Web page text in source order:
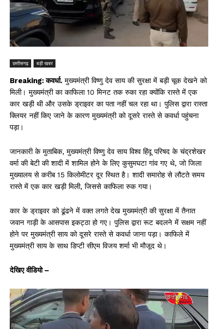
छत्तीसगढ़ बड़ी खबर
Breaking: कवर्धा. मुख्यमंत्री विष्णु देव साय की सुरक्षा में बड़ी चूक देखने को
मिली। मुख्यमंत्री का काफिला 10 मिनट तक रुका रहा क्योंकि रास्ते में एक
कार खड़ी थी और उसके ड्राइवर का पता नहीं चल रहा था। पुलिस द्वारा रास्ता
क्लियर नहीं किए जाने के कारण मुख्यमंत्री को दूसरे रास्ते से कवर्धा पहुंचना
पड़ा।
जानकारी के मुताबिक, मुख्यमंत्री विष्णु देव साय विश्व हिंदू परिषद के चंद्रशेखर
वर्मा की बेटी की शादी में शामिल होने के लिए कुसुमघटा गांव गए थे, जो जिला
मुख्यालय से करीब 15 किलोमीटर दूर स्थित है। शादी समारोह से लौटते समय
रास्ते में एक कार खड़ी मिली, जिससे काफिला रुक गया।
कार के ड्राइवर को ढूंढने में वक्त लगते देख मुख्यमंत्री की सुरक्षा में तैनात
जवान गाड़ी के आसपास इकट्ठा हो गए। पुलिस द्वारा रूट बदलने में सक्षम नहीं
होने पर मुख्यमंत्री साय को दूसरे रास्ते से कवर्धा जाना पड़ा। काफिले में
मुख्यमंत्री साय के साथ डिप्टी सीएम विजय शर्मा भी मौजूद थे।
देखिए वीडियो –